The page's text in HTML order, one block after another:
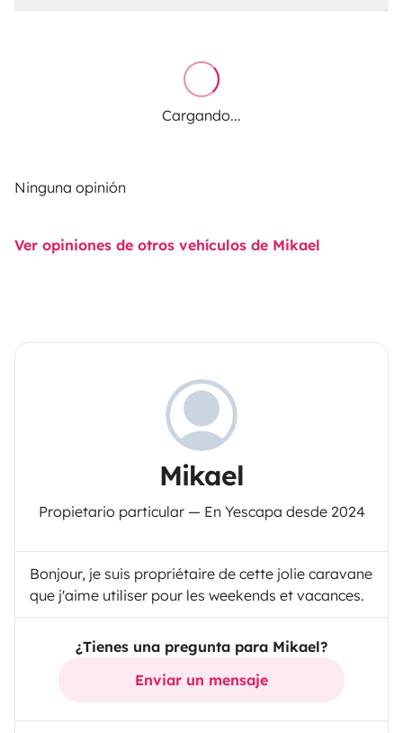
Cargando...
Ninguna opinión
Ver opiniones de otros vehículos de Mikael
Mikael
Propietario particular — En Yescapa desde 2024
Bonjour, je suis propriétaire de cette jolie caravane
que j'aime utiliser pour les weekends et vacances.
¿Tienes una pregunta para Mikael?
Enviar un mensaje